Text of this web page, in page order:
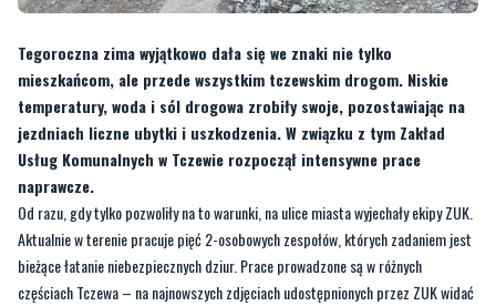
Tegoroczna zima wyjątkowo dała się we znaki nie tylko
mieszkańcom, ale przede wszystkim tczewskim drogom. Niskie
temperatury, woda i sól drogowa zrobiły swoje, pozostawiając na
jezdniach liczne ubytki i uszkodzenia. W związku z tym Zakład
Usług Komunalnych w Tczewie rozpoczął intensywne prace
naprawcze.
Od razu, gdy tylko pozwoliły na to warunki, na ulice miasta wyjechały ekipy ZUK.
Aktualnie w terenie pracuje pięć 2-osobowych zespołów, których zadaniem jest
bieżące łatanie niebezpiecznych dziur. Prace prowadzone są w różnych
częściach Tczewa – na najnowszych zdjęciach udostępnionych przez ZUK widać